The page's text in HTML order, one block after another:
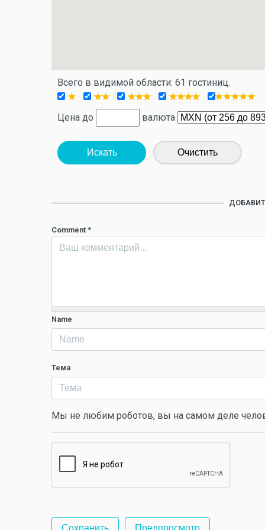
Всего в видимой области: 61 гостиниц.
Цена до валюта
Искать Очистить
Comment *
Name
Тема
Мы не любим роботов, вы на самом деле